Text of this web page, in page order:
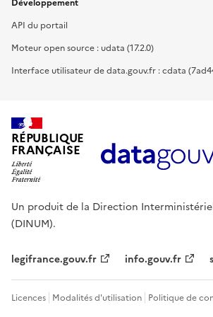
Développement
API du portail
Moteur open source : udata (17.2.0)
Interface utilisateur de data.gouv.fr : cdata
RÉPUBLIQUE
FRANÇAISE
Un produit de la Direction
(DINUM).
legifrance.gouv.fr info.gouv.fr
Licences Modalités d'utilisation Politique de